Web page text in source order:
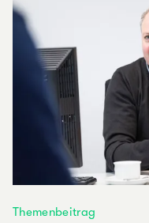
Themenbeitrag